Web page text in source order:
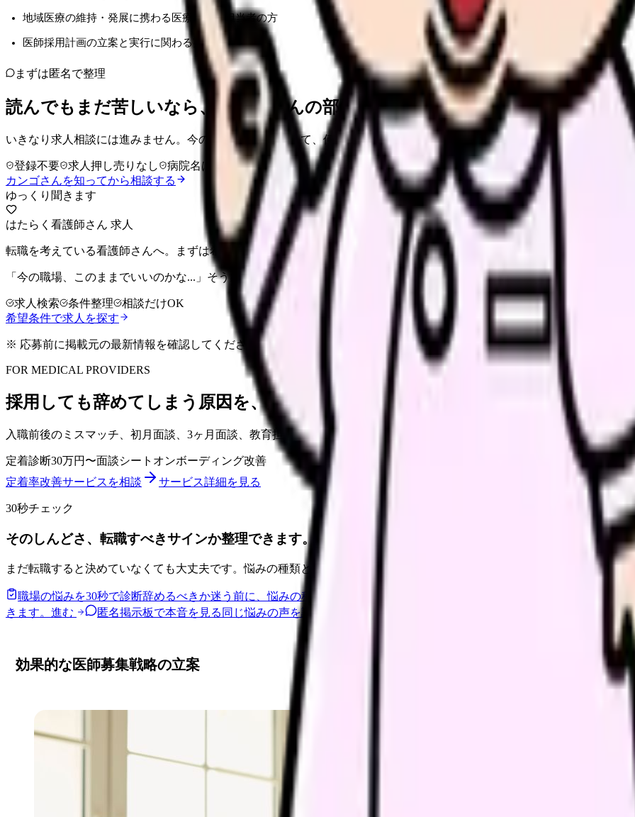
地域医療の維持・発展に携わる医療行政の担当者の方
医師採用計画の立案と実行に関わる実務担当者の方
まずは匿名で整理
読んでもまだ苦しいなら、カンゴさんの部屋で少し話してみませんか。
いきなり求人相談には進みません。今の気持ちを吐き出して、何がつらいのか、辞めるべきか、少し休むべきかを一緒に整
登録不要 求人押し売りなし
病院名は入力不要
カンゴさんを知ってから相談する
ゆっくり聞きます
はたらく看護師さん 求人
転職を考えている看護師さんへ。まずは希望条件を整理して、求人を見比べられます。
「今の職場、このままでいいのかな...」そう感じたら、求人票の条件と応募前に確認したい不安を分けて整理してみてくだ
求人検索 条件整理
相談だけOK
希望条件で求人を探す
※ 応募前に掲載元の最新情報を確認してください
FOR MEDICAL PROVIDERS
採用しても辞めてしまう原因を、定着診断で整理できます
入職前後のミスマッチ、初月面談、3ヶ月面談、教育担当者の受け入れ体制を見直し、早期離職の再発を減らします。
定着診断30万円〜面談シート オンボーディング改善
定着率改善サービスを相談
サービス詳細を見る
30秒チェック
そのしんどさ、転職すべきサインか整理できます。
まだ転職すると決めていなくても大丈夫です。悩みの種類と続いている期間から、次に見るべき記事と相談先を出します。
職場の悩みを30秒で診断辞めるべきか迷う前に、悩みの種類と次の一歩を整理します。
きます。 進む 匿名掲示板で本音を見る 同じ悩みの声を読んで、今の職場だけの問題か確かめられます。
効果的な医師募集戦略の立案